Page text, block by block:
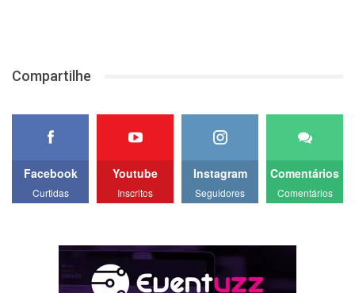
Compartilhe
Facebook
Curtidas
Youtube
Inscritos
Instagram
Seguidores
Comentários
Comentários